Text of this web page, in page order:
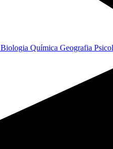
Biologia Química Geografia